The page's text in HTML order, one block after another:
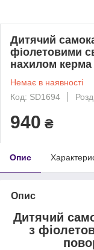
Дитячий
фіолетовими
нахилом керма
Немає в наявності
Код: SD1694
940 ₴
Опис
Опис
Дитячий
з